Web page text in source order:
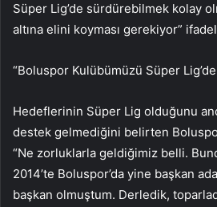
Süper Lig’de sürdürebilmek kolay
altına elini koyması gerekiyor”
“Boluspor Kulübümüzü Süper
Hedeflerinin Süper Lig olduğunu
destek gelmediğini belirten
“Ne zorluklarla geldiğimiz belli.
2014’te Boluspor’da yine başkan
başkan olmuştum. Derledik,